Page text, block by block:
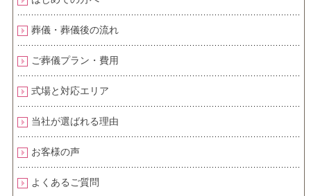
葬儀・葬儀後の流れ
ご葬儀プラン・費用
式場と対応エリア
当社が選ばれる理由
お客様の声
よくあるご質問